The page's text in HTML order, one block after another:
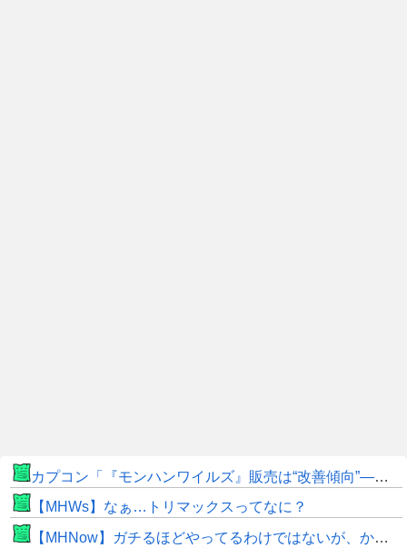
カプコン「『モンハンワイルズ』販売は“改善傾向”―中長期でワールド超え目指す」
【MHWs】なぁ…トリマックスってなに？
【MHNow】ガチるほどやってるわけではないが、かと言って要撃戦くらいしかやることないんだよな